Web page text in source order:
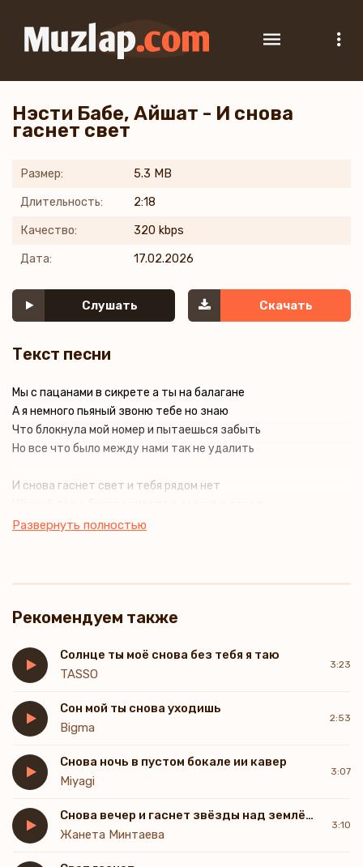
Нэсти Бабе, Айшат - И снова
гаснет свет
Размер: 5.3 MB
Длительность: 2:18
Качество: 320 kbps
Дата: 17.02.2026
Слушать Скачать
Текст песни
Мы с пацанами в сикрете а ты на балагане
А я немного пьяный звоню тебе но знаю
Что блокнула мой номер и пытаешься забыть
Но все что было между нами так не удалить
И снова гаснет свет и тебя рядом нет
Опять кричу им вслед
Развернуть полностью
Рекомендуем также
Солнце ты моё снова без тебя я таю
TASSO
3:23
Сон мой ты снова уходишь
Bigma
2:53
Снова ночь в пустом бокале ии кавер
Miyagi
3:07
Снова вечер и гаснет звёзды над землёю я
Жанета Минтаева
3:10